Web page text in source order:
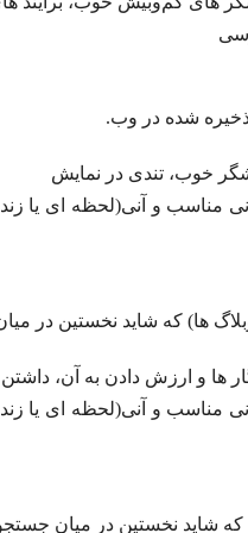
ذخیره شده در وب.
خوب، تندی در نمایش
مناسب و آنی(لحظه ای یا
ها) که شاید نخستین در
ها و ارزش دادن به آن،
مناسب و آنی(لحظه ای یا
شاید نخستین در میان